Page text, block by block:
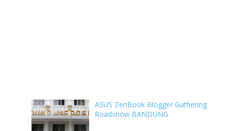
ASUS ZenBook Blogger Gathering
Roadshow BANDUNG